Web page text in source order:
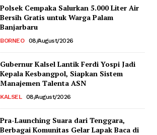
Polsek Cempaka Salurkan 5.000 Liter Air
Bersih Gratis untuk Warga Palam
Banjarbaru
BORNEO 08/August/2026
Gubernur Kalsel Lantik Ferdi Yospi Jadi
Kepala Kesbangpol, Siapkan Sistem
Manajemen Talenta ASN
KALSEL 08/August/2026
Pra-Launching Suara dari Tenggara,
Berbagai Komunitas Gelar Lapak Baca di